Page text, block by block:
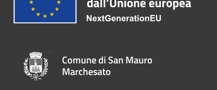
Comune di San Mauro
Marchesato